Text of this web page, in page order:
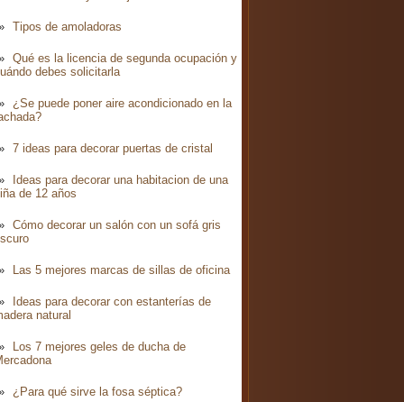
Tipos de amoladoras
Qué es la licencia de segunda ocupación y
debes solicitarla
¿Se puede poner aire acondicionado en la
7 ideas para decorar puertas de cristal
Ideas para decorar una habitacion de una
de 12 años
Cómo decorar un salón con un sofá gris
Las 5 mejores marcas de sillas de oficina
Ideas para decorar con estanterías de
natural
Los 7 mejores geles de ducha de
¿Para qué sirve la fosa séptica?